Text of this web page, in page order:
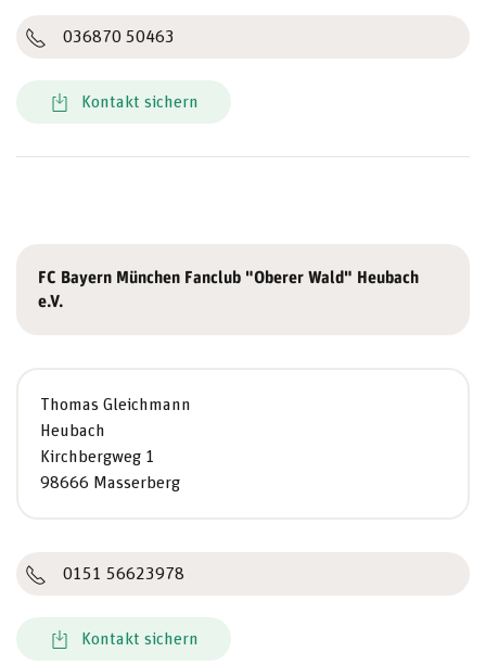
036870 50463
Kontakt sichern
FC Bayern München Fanclub "Oberer Wald" Heubach
e.V.
Thomas Gleichmann
Heubach
Kirchbergweg 1
98666 Masserberg
0151 56623978
Kontakt sichern